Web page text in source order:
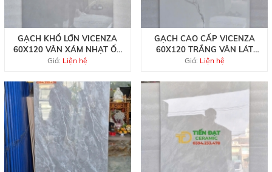
GẠCH KHỔ LỚN VICENZA
60X120 VÂN XÁM NHẠT ỐP
LÁT BIỆT THỰ CAO CẤP
Giá: Liện hệ
GẠCH CAO CẤP VICENZA
60X120 TRẮNG VÂN LÁT
NỀN NHÀ HÀNG BÁN CHẠY
Giá: Liện hệ